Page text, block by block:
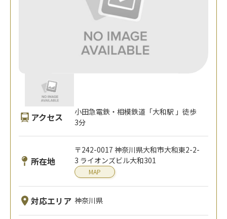
アクセス
小田急電鉄・相模鉄道「大和駅 」徒歩
3分
所在地
〒242-0017 神奈川県大和市大和東2-2-
3 ライオンズビル大和301
MAP
対応エリア 神奈川県